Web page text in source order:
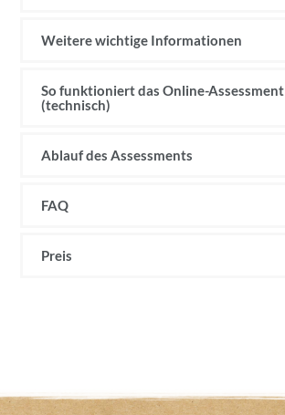
Weitere wichtige Informationen
So funktioniert das Online-Assessment
(technisch)
Ablauf des Assessments
FAQ
Preis